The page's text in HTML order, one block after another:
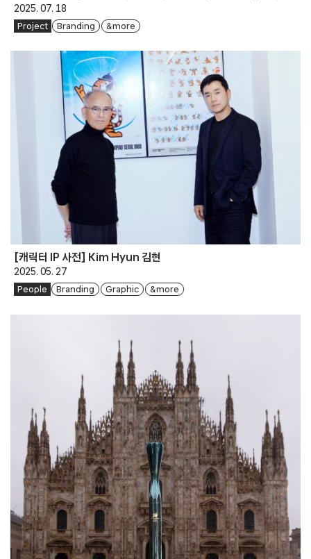
2025. 07. 18
Project Branding & more
[캐릭터 IP 사전] Kim Hyun 김현
2025. 05. 27
People Branding Graphic & more